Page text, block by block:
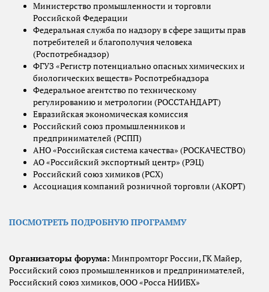
Министерство промышленности и торговли
Российской Федерации
Федеральная служба по надзору в сфере защиты прав
потребителей и благополучия человека
(Роспотребнадзор)
ФГУЗ «Регистр потенциально опасных химических и
биологических веществ» Роспотребнадзора
Федеральное агентство по техническому
регулированию и метрологии (РОССТАНДАРТ)
Евразийская экономическая комиссия
Российский союз промышленников и
предпринимателей (РСПП)
АНО «Российская система качества» (РОСКАЧЕСТВО)
АО «Российский экспортный центр» (РЭЦ)
Российский союз химиков (РСХ)
Ассоциация компаний розничной торговли (АКОРТ)
ПОСМОТРЕТЬ ПОДРОБНУЮ ПРОГРАММУ
Организаторы форума: Минпромторг России, ГК Майер,
Российский союз промышленников и предпринимателей,
Российский союз химиков, ООО «Росса НИИБХ»